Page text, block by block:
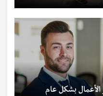
بشكل عام